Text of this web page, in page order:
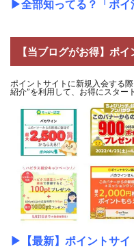
▶全部知ってる？「ポイ
【当ブログがお得】ポ
ポイントサイトに新規入会する
紹介”を利用して、お得にスター
▶ 【最新】ポイントサ